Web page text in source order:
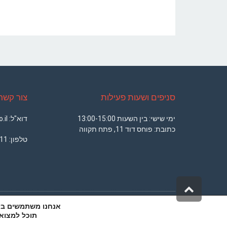
סניפים ושעות פעילות
ימי שישי: בין השעות 13:00-15:00
כתובת: פוחס דוד 11, פתח תקווה
צור
דוא"ל: office@armsport.co.il
טלפון:
אנחנו משתמשים
תוכל
גלילה
לראש